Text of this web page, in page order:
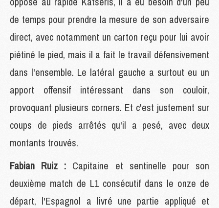
de temps pour prendre la mesure de son adversaire
direct, avec notamment un carton reçu pour lui avoir
piétiné le pied, mais il a fait le travail défensivement
dans l'ensemble. Le latéral gauche a surtout eu un
apport offensif intéressant dans son couloir,
provoquant plusieurs corners. Et c'est justement sur
coups de pieds arrêtés qu'il a pesé, avec deux
montants trouvés.
Fabian Ruiz : Capitaine et sentinelle pour son
deuxième match de L1 consécutif dans le onze de
départ, l'Espagnol a livré une partie appliqué et